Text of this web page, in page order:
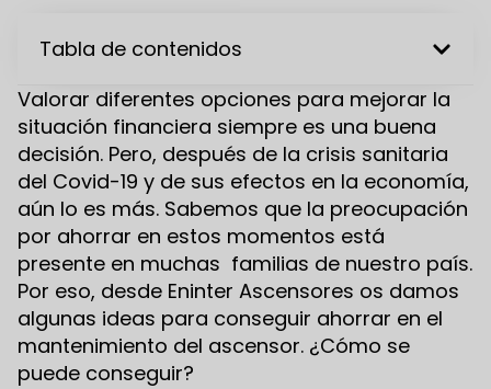
Tabla de contenidos
Valorar diferentes opciones para mejorar la
situación financiera siempre es una buena
decisión. Pero, después de la crisis sanitaria
del Covid-19 y de sus efectos en la economía,
aún lo es más. Sabemos que la preocupación
por ahorrar en estos momentos está
presente en muchas familias de nuestro país.
Por eso, desde Eninter Ascensores os damos
algunas ideas para conseguir ahorrar en el
mantenimiento del ascensor. ¿Cómo se
puede conseguir?